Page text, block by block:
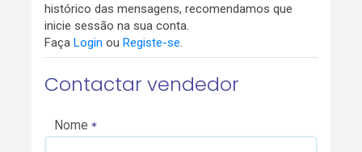
histórico das mensagens, recomendamos que
inicie sessão na sua conta.
Faça Login ou Registe-se.
Contactar vendedor
Nome